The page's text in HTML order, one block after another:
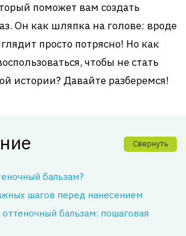
поможет вам создать
Он как шляпка на голове: вроде
просто потрясно! Но как
чтобы не стать
истории? Давайте разберемся!
Свернуть
бальзам?
шагов перед нанесением
бальзам: пошаговая